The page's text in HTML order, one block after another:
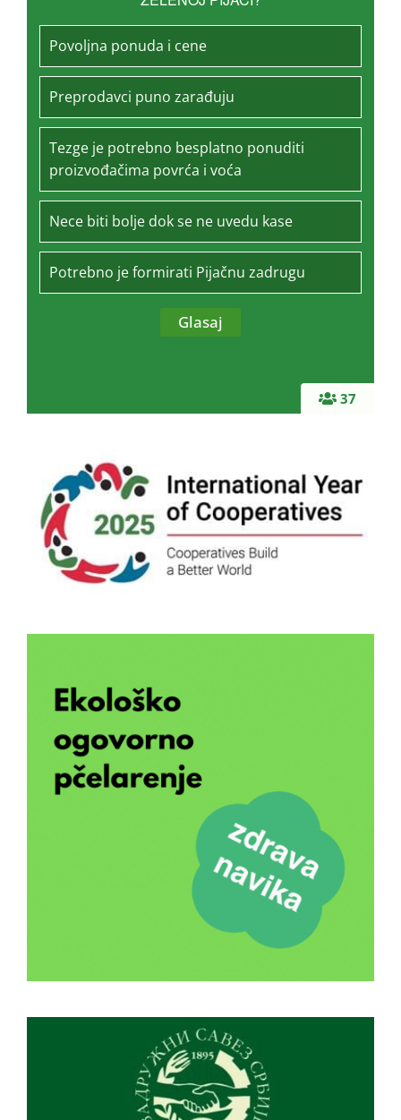
37
Povoljna ponuda i cene
Preprodavci puno zarađuju
Tezge je potrebno besplatno ponuditi
proizvođačima povrća i voća
Nece biti bolje dok se ne uvedu kase
Potrebno je formirati Pijačnu zadrugu